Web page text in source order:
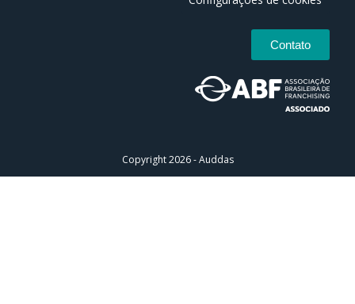
Contato
Copyright 2026 - Auddas